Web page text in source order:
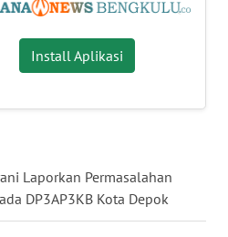
Install Aplikasi
Laporkan Permasalahan
DP3AP3KB Kota Depok